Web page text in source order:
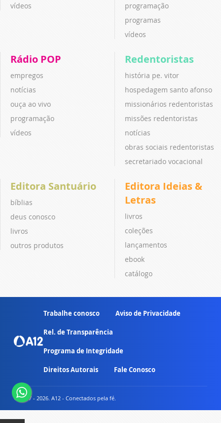
vídeos
programação
programas
vídeos
Rádio POP
empregos
notícias
ouça ao vivo
programação
vídeos
Redentoristas
história pe. vitor
hospedagem santo afonso
missionários redentoristas
missões redentoristas
notícias
obras sociais redentoristas
secretariado vocacional
Editora Santuário
bíblias
deus conosco
livros
outros produtos
Editora Ideias &
Letras
livros
coleções
lançamentos
ebook
catálogo
Trabalhe conosco Aviso de Privacidade
Rel. de Transparência
Programa de Integridade
Direitos Autorais Fale Conosco
© 2007 - 2026. A12 - Conectados pela fé.